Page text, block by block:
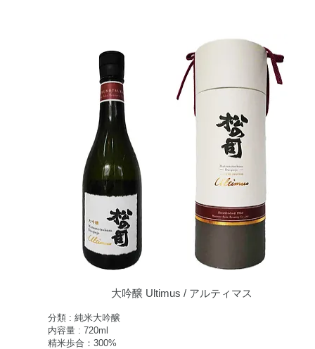
​大吟醸 Ultimus / アルティマス
分類 : 純米大吟醸
内容量 : 720ml
精米歩合：300%